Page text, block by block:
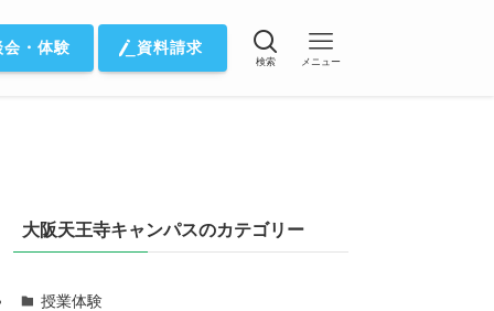
・体験 資料請求
検索 メニュー
大阪天王寺キャンパスのカテゴリー
授業体験